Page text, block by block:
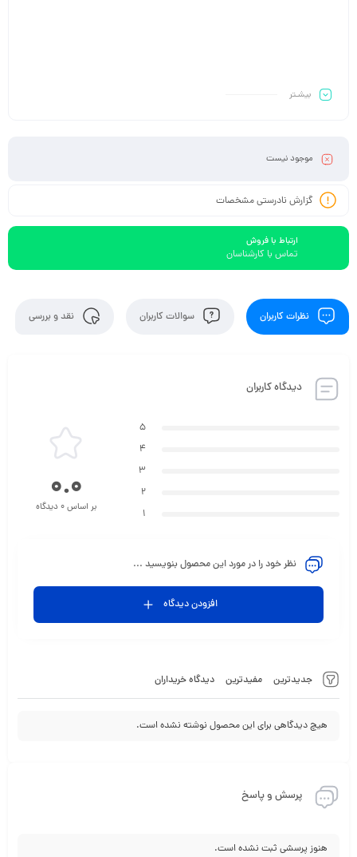
بیشـتر
موجود نیست
گزارش نادرستی مشخصات
ارتباط با فروش
تماس با کارشناسان
نظرات کاربران سوالات کاربران نقد و بررسی
دیدگاه کاربران
جدیدترین مفیدترین دیدگاه خریداران
هیچ دیدگاهی برای این محصول نوشته نشده است.
5
4
3
2
1
0.0
بر اساس 0 دیدگاه
نظر خود را در مورد این محصول بنویسید ...
افزودن دیدگاه
پرسش و پاسخ
هنوز پرسشی ثبت نشده است.